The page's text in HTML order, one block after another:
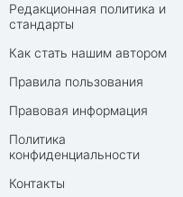
Редакционная политика и
стандарты
Как стать нашим автором
Правила пользования
Правовая информация
Политика
конфиденциальности
Контакты